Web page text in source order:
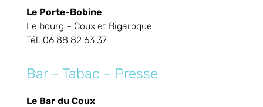
Le Porte-Bobine
Le bourg – Coux et Bigaroque
Tél. 06 88 82 63 37
Bar – Tabac – Presse
Le Bar du Coux